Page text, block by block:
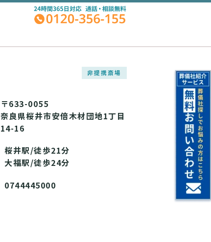
非提携斎場
〒633-0055
奈良県桜井市安倍木材団地1丁目
14-16
桜井駅/徒歩21分
大福駅/徒歩24分
0744445000